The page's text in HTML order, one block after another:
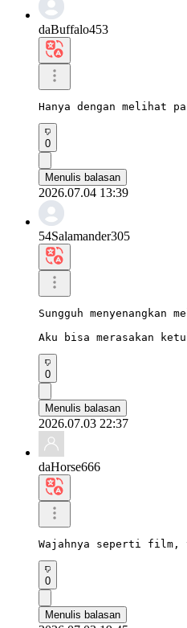
daBuffalo453
Hanya dengan melihat
0
Menulis balasan
2026.07.04 13:39
54Salamander305
Sungguh menyenangkan
Aku bisa merasakan
0
Menulis balasan
2026.07.03 22:37
daHorse666
Wajahnya seperti film,
0
Menulis balasan